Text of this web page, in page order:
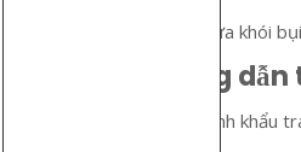
Ngăn ngừa khói
Hướng
Mở 3 mảnh khẩu